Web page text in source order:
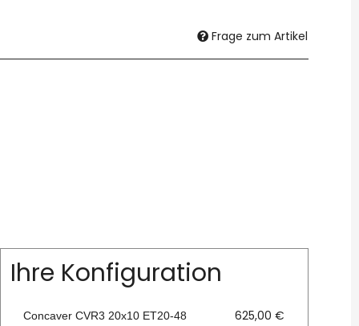
Frage zum Artikel
Ihre Konfiguration
Concaver CVR3 20x10 ET20-48
625,00 €